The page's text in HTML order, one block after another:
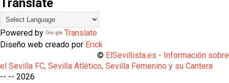
Translate
Powered by
Translate
Diseño web creado por Erick
© ElSevillista.es - Información sobre
el Sevilla FC, Sevilla Atlético, Sevilla Femenino y su Cantera
-- -- 2026